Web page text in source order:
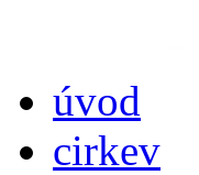
úvod
cirkev